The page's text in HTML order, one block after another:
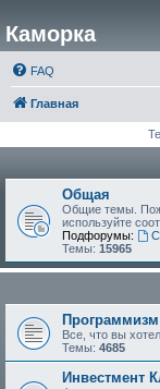
Каморка
FAQ
Главная
Общая
Общие темы.
используйте
Подфорумы:
Темы: 15965
Программизм
Все, что вы
Темы: 4685
Инвестмент